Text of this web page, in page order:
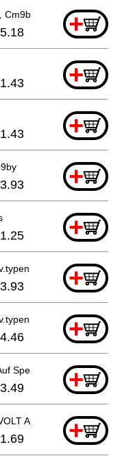
+
5.18
+
1.43
+
1.43
+
3.93
+
1.25
+
3.93
(usa, Can), C8fs
+
4.46
Sperrtyp +
AUS/SPERREN
+